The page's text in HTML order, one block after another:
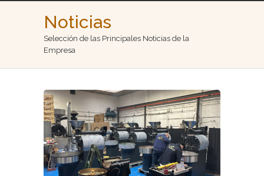
Portada
Empresa
Instalaciones
Galería de videos
Noticias
Noticias
Selección de las Principales Noticias de la
Empresa